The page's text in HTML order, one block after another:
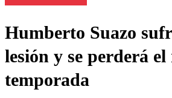
Humberto Suazo
lesión y se perderá el
temporada